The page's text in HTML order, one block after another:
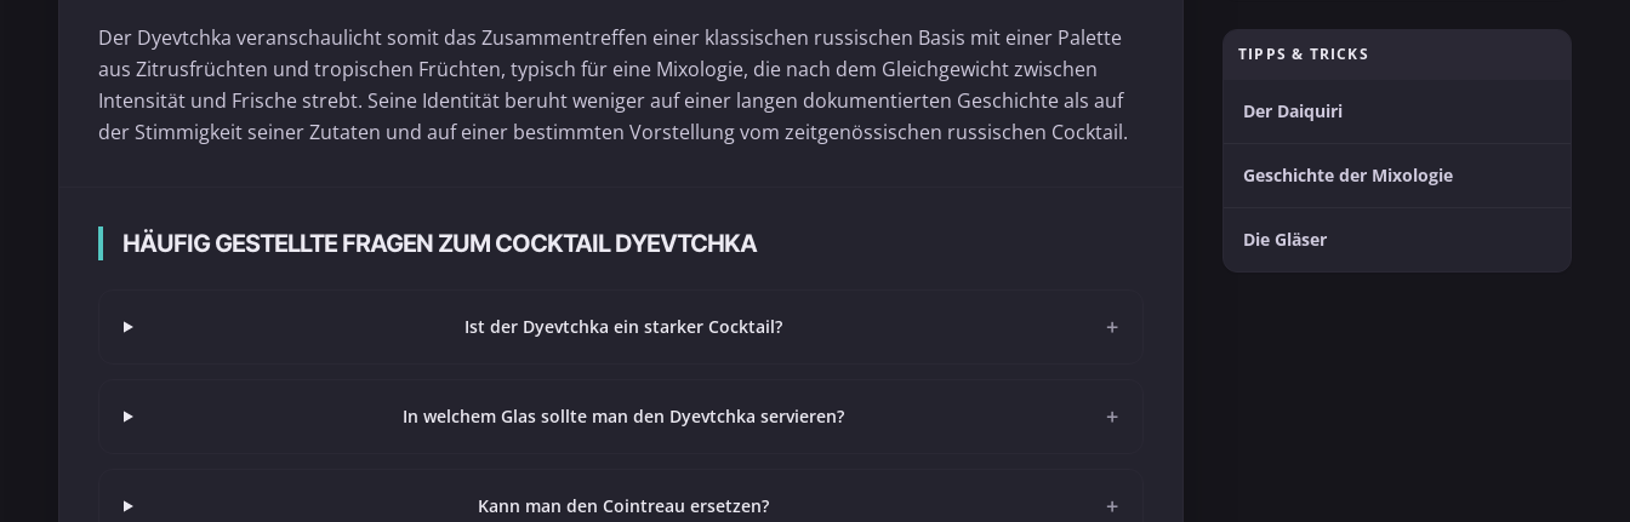
Der Dyevtchka veranschaulicht somit das Zusammentreffen einer klassischen russischen Basis mit einer Palette
aus Zitrusfrüchten und tropischen Früchten, typisch für eine Mixologie, die nach dem Gleichgewicht zwischen
Intensität und Frische strebt. Seine Identität beruht weniger auf einer langen dokumentierten Geschichte als auf
der Stimmigkeit seiner Zutaten und auf einer bestimmten Vorstellung vom zeitgenössischen russischen Cocktail.
HÄUFIG GESTELLTE FRAGEN ZUM COCKTAIL DYEVTCHKA
Ist der Dyevtchka ein starker Cocktail? +
In welchem Glas sollte man den Dyevtchka servieren? +
Kann man den Cointreau ersetzen? +
TIPPS & TRICKS
Der Daiquiri
Geschichte der Mixologie
Die Gläser